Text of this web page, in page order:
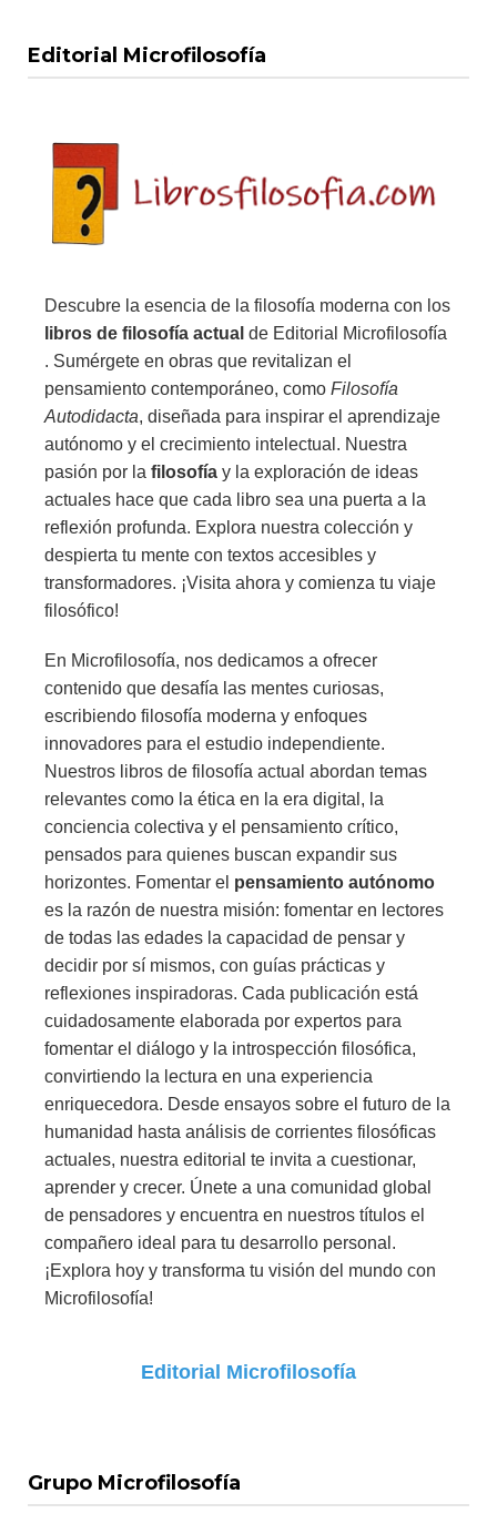
Editorial Microfilosofía
Descubre la esencia de la filosofía moderna con los
libros de filosofía actual de Editorial Microfilosofía
. Sumérgete en obras que revitalizan el
pensamiento contemporáneo, como Filosofía
Autodidacta, diseñada para inspirar el aprendizaje
autónomo y el crecimiento intelectual. Nuestra
pasión por la filosofía y la exploración de ideas
actuales hace que cada libro sea una puerta a la
reflexión profunda. Explora nuestra colección y
despierta tu mente con textos accesibles y
transformadores. ¡Visita ahora y comienza tu viaje
filosófico!
En Microfilosofía, nos dedicamos a ofrecer
contenido que desafía las mentes curiosas,
escribiendo filosofía moderna y enfoques
innovadores para el estudio independiente.
Nuestros libros de filosofía actual abordan temas
relevantes como la ética en la era digital, la
conciencia colectiva y el pensamiento crítico,
pensados para quienes buscan expandir sus
horizontes. Fomentar el pensamiento autónomo
es la razón de nuestra misión: fomentar en lectores
de todas las edades la capacidad de pensar y
decidir por sí mismos, con guías prácticas y
reflexiones inspiradoras. Cada publicación está
cuidadosamente elaborada por expertos para
fomentar el diálogo y la introspección filosófica,
convirtiendo la lectura en una experiencia
enriquecedora. Desde ensayos sobre el futuro de la
humanidad hasta análisis de corrientes filosóficas
actuales, nuestra editorial te invita a cuestionar,
aprender y crecer. Únete a una comunidad global
de pensadores y encuentra en nuestros títulos el
compañero ideal para tu desarrollo personal.
¡Explora hoy y transforma tu visión del mundo con
Microfilosofía!
Editorial Microfilosofía
Grupo Microfilosofía